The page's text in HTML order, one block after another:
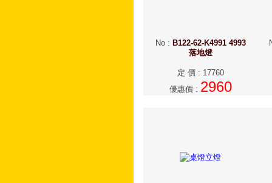
No: B122-62-K4991 4993
落地燈
定 價: 17760
優惠價: 2960